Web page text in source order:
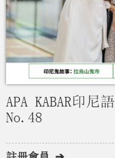
APA KABAR印尼
No.48